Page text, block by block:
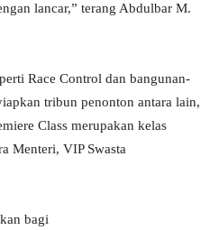
lancar,” terang Abdulbar M.
Race Control dan bangunan-
tribun penonton antara lain,
Class merupakan kelas
Menteri, VIP Swasta
bagi